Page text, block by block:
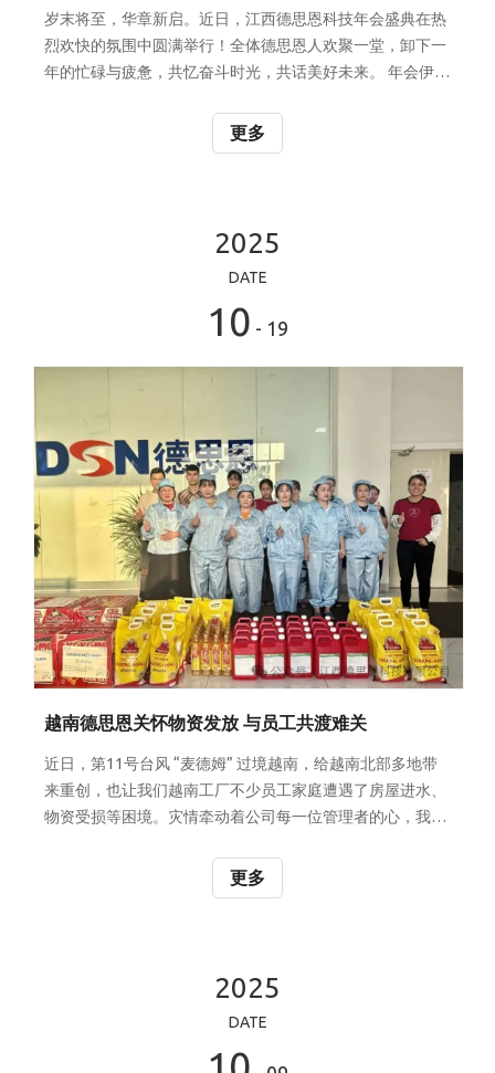
岁末将至，华章新启。近日，江西德思恩科技年会盛典在热
烈欢快的氛围中圆满举行！全体德思恩人欢聚一堂，卸下一
年的忙碌与疲惫，共忆奋斗时光，共话美好未来。 年会伊
墙前留下自己的名字，带着笑容与同事们并肩合影。一张张
照片，一个个熟悉的名字渐渐汇聚成星河——这不仅是抵达
幕。 盛典在庄严而热烈的气氛中正式开始。公司总经理付总
登台致辞，向全体同仁致以最诚挚的感谢与新年的美好祝
福。“2025年，是充满挑战的一年，也是我们凝心聚力、逆
势而上的一年。”付总深情
更多
2025
DATE
10 - 19
越南德思恩关怀物资发放 与员工共渡难关
近日，第11号台风 “麦德姆” 过境越南，给越南北部多地带
来重创，也让我们越南工厂不少员工家庭遭遇了房屋进水、
物资受损等困境。灾情牵动着公司每一位管理者的心，我们
有爱。为帮助大家缓解灾后生活压力，公司第一时间统计受
灾情况，紧急采购了米面粮油、方便食品、清洗剂等急需生
持。 从中国到越南，我们因工作相聚，更因共情成为一家
人。公司深知，员工是企业最宝贵的财富，你们的安心与舒
心，是企业稳步前行的底气。后续我们也将持续关注大家的
更多
2025
DATE